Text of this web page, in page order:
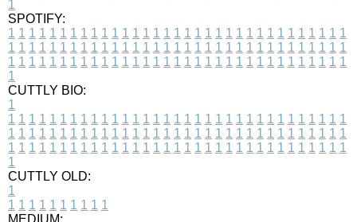
1
SPOTIFY:
1 1 1 1 1 1 1 1 1 1 1 1 1 1 1 1 1 1 1 1 1 1 1 1 1 1 1 1 1 1 1 1 1
1 1 1 1 1 1 1 1 1 1 1 1 1 1 1 1 1 1 1 1 1 1 1 1 1 1 1 1 1 1 1 1 1
1 1 1 1 1 1 1 1 1 1 1 1 1 1 1 1 1 1 1 1 1 1 1 1 1 1 1 1 1 1 1 1 1
1
CUTTLY BIO:
1
1 1 1 1 1 1 1 1 1 1 1 1 1 1 1 1 1 1 1 1 1 1 1 1 1 1 1 1 1 1 1 1 1
1 1 1 1 1 1 1 1 1 1 1 1 1 1 1 1 1 1 1 1 1 1 1 1 1 1 1 1 1 1 1 1 1
1 1 1 1 1 1 1 1 1 1 1 1 1 1 1 1 1 1 1 1 1 1 1 1 1 1 1 1 1 1 1 1 1
1
CUTTLY OLD:
1
1 1 1 1 1 1 1 1 1 1
MEDIUM: